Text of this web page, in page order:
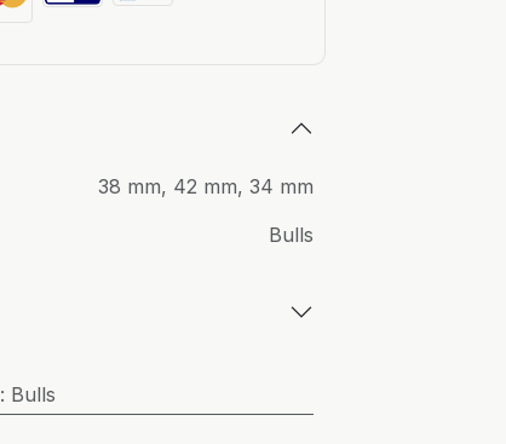
38 mm, 42 mm, 34 mm
Bulls
: Bulls